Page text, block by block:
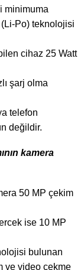
minimuma
Po) teknolojisi
cihaz 25 Watt
şarj olma
telefon
değildir.
kamera
50 MP çekim
ise 10 MP
bulunan
ve video çekme